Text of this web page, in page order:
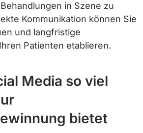
in Szene zu
Kommunikation können Sie
und langfristige
Patienten etablieren.
Media so viel
bietet